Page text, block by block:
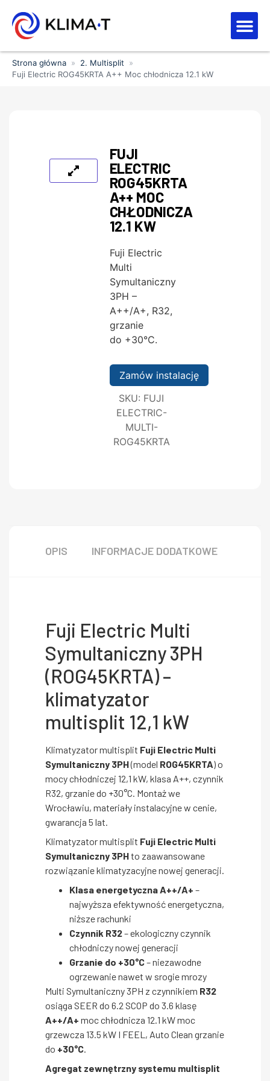
Strona główna » 2. Multisplit
»
Fuji Electric ROG45KRTA A++ Moc chłodnicza 12.1 kW
FUJI
ELECTRIC
ROG45KRTA
A++ MOC
CHŁODNICZA
12.1 KW
Fuji Electric
Multi
Symultaniczny
3PH –
A++/A+, R32,
grzanie
do +30°C.
Zamów instalację
SKU: FUJI
ELECTRIC-
MULTI-
ROG45KRTA
OPIS INFORMACJE DODATKOWE
Fuji Electric Multi
Symultaniczny 3PH
(ROG45KRTA) –
klimatyzator
multisplit 12,1 kW
Klimatyzator multisplit Fuji Electric Multi
Symultaniczny 3PH(model ROG45KRTA) o
mocy chłodniczej 12,1 kW, klasa A++, czynnik
R32, grzanie do +30°C. Montaż we
Wrocławiu, materiały instalacyjne w cenie,
gwarancja 5 lat.
Klimatyzator multisplit Fuji Electric Multi
Symultaniczny 3PHto zaawansowane
rozwiązanie klimatyzacyjne nowej generacji.
Klasa energetyczna A++/A+ –
najwyższa efektywność energetyczna,
niższe rachunki
Czynnik R32– ekologiczny czynnik
chłodniczy nowej generacji
Grzanie do +30°C– niezawodne
ogrzewanie nawet w srogie mrozy
Multi Symultaniczny 3PH z czynnikiem R32
osiąga SEER do 6.2 SCOP do 3.6 klasę
A++/A+ moc chłodnicza 12.1 kW moc
grzewcza 13.5 kW I FEEL, Auto Clean grzanie
do +30°C.
Agregat zewnętrzny systemu multisplit